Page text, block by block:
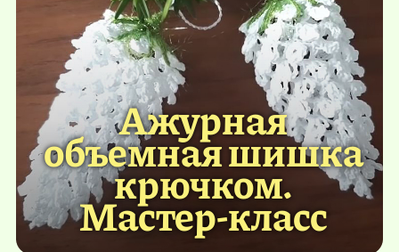
Ажурная
объемная шишка
крючком.
Мастер-класс